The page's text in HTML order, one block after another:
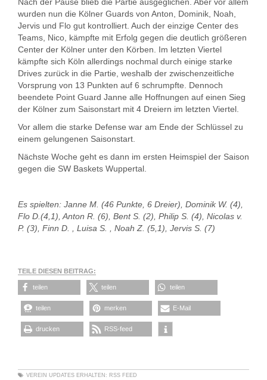
wurden nun die Kölner Guards von Anton, Dominik, Noah,
Jervis und Flo gut kontrolliert. Auch der einzige Center des
Teams, Nico, kämpfte mit Erfolg gegen die deutlich größeren
Center der Kölner unter den Körben. Im letzten Viertel
kämpfte sich Köln allerdings nochmal durch einige starke
Drives zurück in die Partie, weshalb der zwischenzeitliche
Vorsprung von 13 Punkten auf 6 schrumpfte. Dennoch
beendete Point Guard Janne alle Hoffnungen auf einen Sieg
der Kölner zum Saisonstart mit 4 Dreiern im letzten Viertel.
Vor allem die starke Defense war am Ende der Schlüssel zu
einem gelungenen Saisonstart.
Nächste Woche geht es dann im ersten Heimspiel der Saison
gegen die SW Baskets Wuppertal.
Es spielten: Janne M. (46 Punkte, 6 Dreier), Dominik W. (4),
Flo D.(4,1), Anton R. (6), Bent S. (2), Philip S. (4), Nicolas v.
P. (3), Finn D. , Luisa S. , Noah Z. (5,1), Jervis S. (7)
TEILE DIESEN BEITRAG:
teilen teilen teilen
teilen merken E-Mail
drucken RSS-feed
VEREIN UPDATES ERHALTEN: RSS FEED